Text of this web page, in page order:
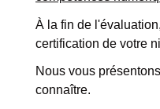
À la fin de
certification de votre
Nous vous
connaître.